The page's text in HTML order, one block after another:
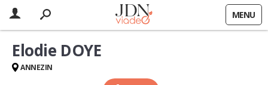
MENU
Elodie DOYE
ANNEZIN